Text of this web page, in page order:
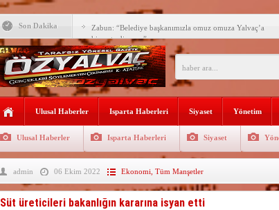
Son Dakika Zabun: “Belediye başkanımızla omuz omuza Yalvaç’a
hizmet ediyoruz”
Yeni öğretim yılı başlamadan ikili eğitime çözüm bulun
Yalvaç Festivali’ne görkemli açılış
Yalvaç’ta şimdi de Adliye Lojmanları yıkılıyor
Bir zamanlar Yalvaç, Ünlü Türk Ressamları
Sahipti
Tunçbilek: “Ekmek Zammının Sorumlusu Fırıncı Değil,
Hükümettir”
Süreyya Sadi Bilgiç’ten Başkan Kodal’a ziyaret
Ulusal Haberler Isparta Haberleri Siyaset Yönetim
Ulusal Haberler Isparta Haberleri Siyaset
admin 06 Ekim 2022 Ekonomi Tüm Manşetler
Süt üreticileri bakanlığın kararına isyan etti